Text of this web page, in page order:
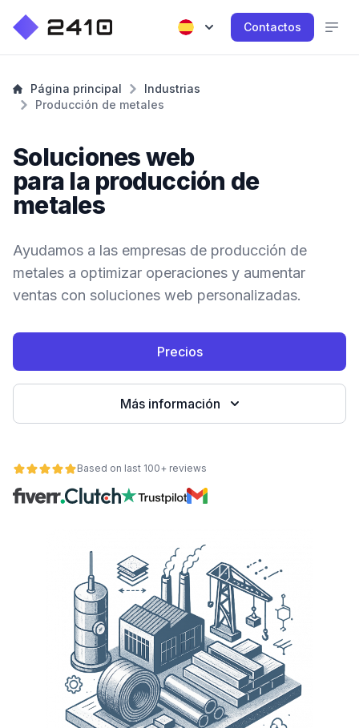
Contactos
Página principal
Industrias
Producción de metales
Soluciones web
para la producción de
metales
Ayudamos a las empresas de producción de
metales a optimizar operaciones y aumentar
ventas con soluciones web personalizadas.
Precios
Más información
Based on last 100+ reviews